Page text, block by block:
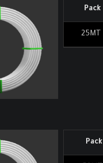
Pack
25MT
Pack